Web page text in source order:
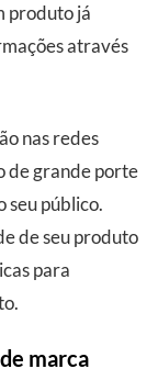
produto já
através
nas redes
de grande porte
seu público.
de seu produto
para
marca